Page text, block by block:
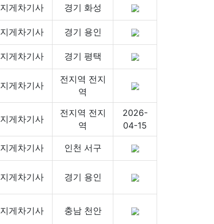
지게차기사 경기 화성
지게차기사 경기 용인
지게차기사 경기 평택
지게차기사
전지역 전지
역
지게차기사
전지역 전지
역
2026-
04-15
지게차기사 인천 서구
지게차기사 경기 용인
지게차기사 충남 천안